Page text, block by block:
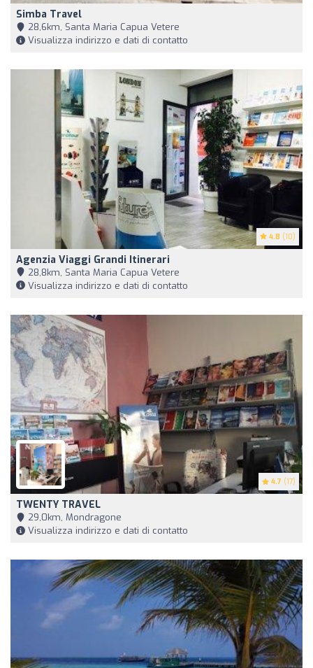
Simba Travel
28,6km, Santa Maria Capua Vetere
Visualizza indirizzo e dati di contatto
4.8 (10)
Agenzia Viaggi Grandi Itinerari
28,8km, Santa Maria Capua Vetere
Visualizza indirizzo e dati di contatto
4.7 (17)
TWENTY TRAVEL
29,0km, Mondragone
Visualizza indirizzo e dati di contatto